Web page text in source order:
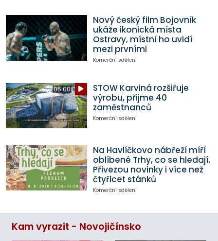
Nový český film Bojovník
ukáže ikonická místa
Ostravy, místní ho uvidí
mezi prvními
Komerční sdělení
05:00
STOW Karviná rozšiřuje
výrobu, přijme 40
zaměstnanců
Komerční sdělení
Na Havlíčkovo nábřeží míří
oblíbené Trhy, co se hledají.
Přivezou novinky i více než
čtyřicet stánků
Komerční sdělení
Kam vyrazit - Novojičínsko